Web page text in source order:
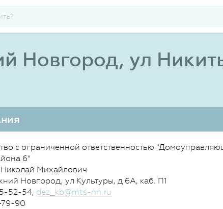
Новгород, ул
с ограниченной ответственностью
6"
Михайлович
Новгород, ул Культуры, д 6А, каб. П1
52-54, dez_kb@mts-nn.ru
79-90